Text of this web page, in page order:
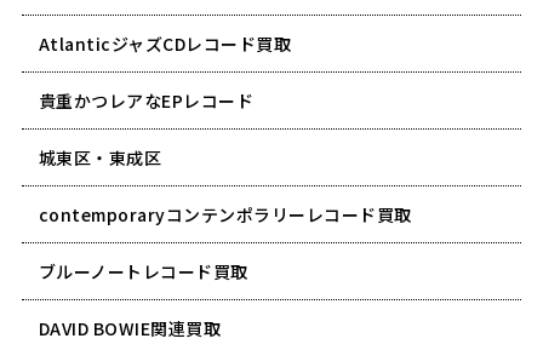
AtlanticジャズCDレコード買取
貴重かつレアなEPレコード
城東区・東成区
contemporaryコンテンポラリーレコード買取
ブルーノートレコード買取
DAVID BOWIE関連買取